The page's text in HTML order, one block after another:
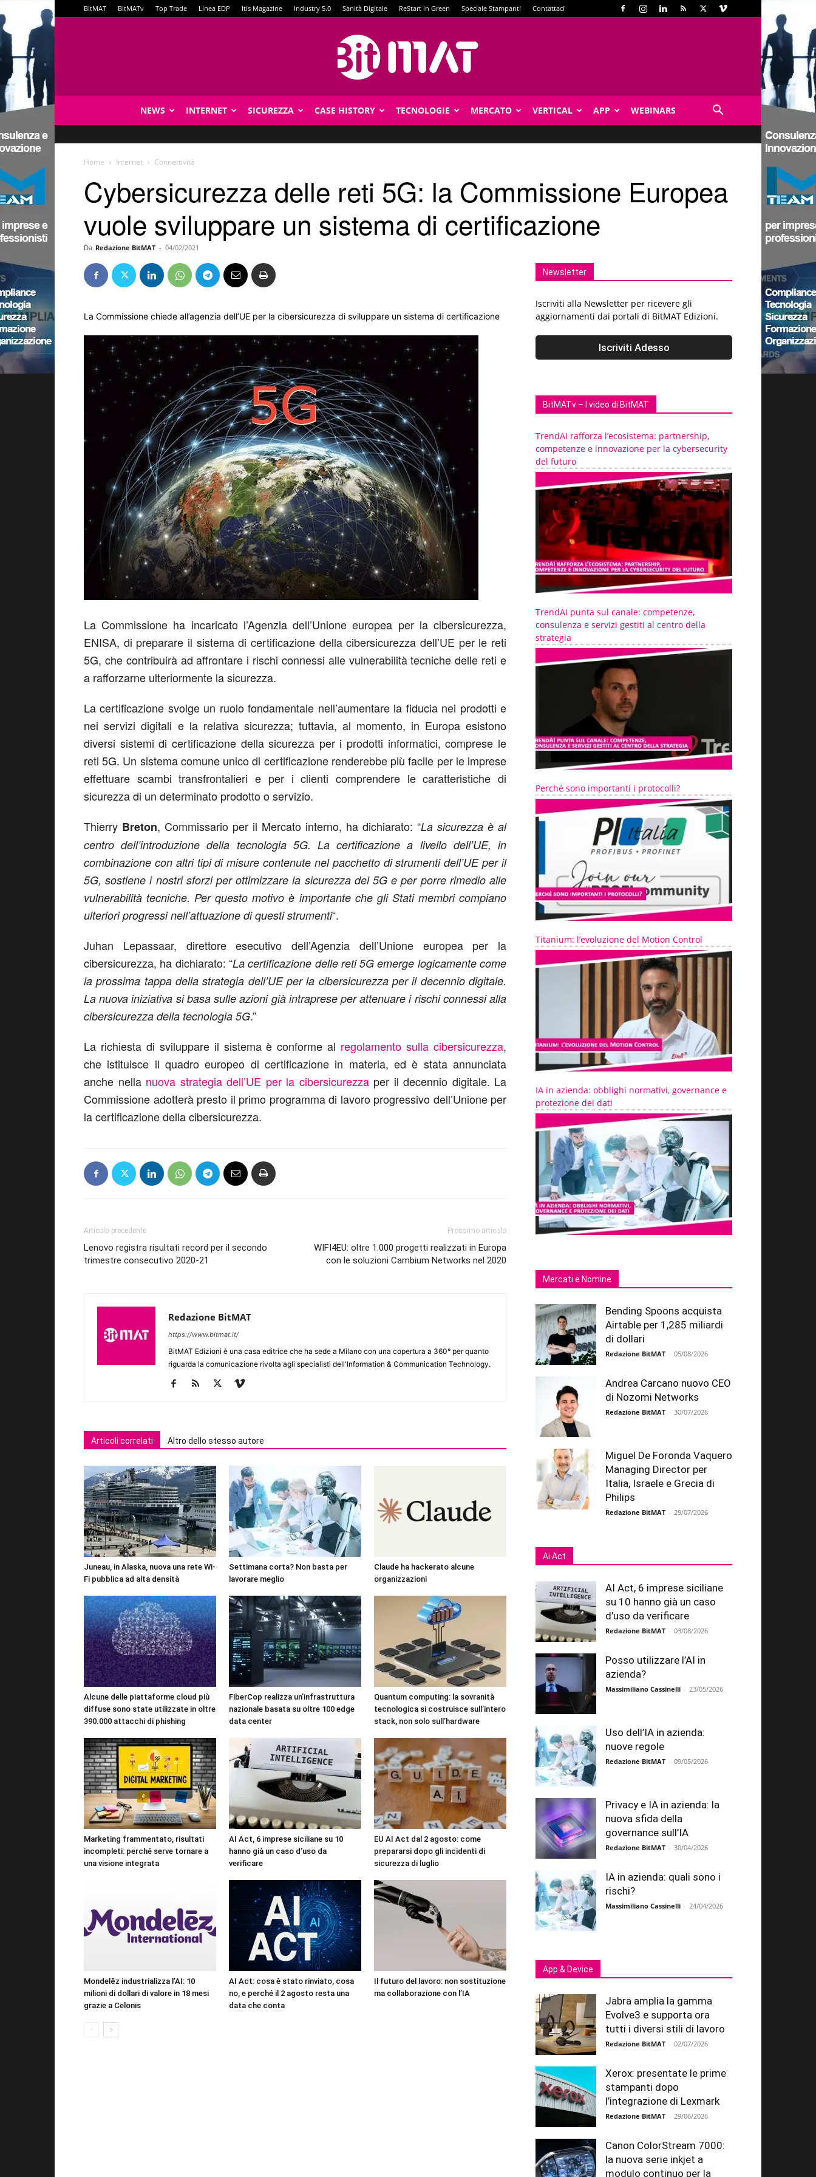
BitMAT BitMATv Top Trade Linea EDP Itis Magazine Industry 5.0 Sanità Digitale ReStart in Green Speciale Stampanti Contattaci
NEWS INTERNET SICUREZZA CASE HISTORY TECNOLOGIE MERCATO VERTICAL APP WEBINARS
Home Internet Connettività
Cybersicurezza delle reti 5G: la Commissione Europea
vuole sviluppare un sistema di certificazione
Da Redazione BitMAT - 04/02/2021
La Commissione chiede all’agenzia dell’UE per la cibersicurezza di sviluppare un sistema di certificazione
La Commissione ha incaricato l’Agenzia dell’Unione europea per la cibersicurezza,
ENISA, di preparare il sistema di certificazione della cibersicurezza dell’UE per le reti
5G, che contribuirà ad affrontare i rischi connessi alle vulnerabilità tecniche delle reti e
a rafforzarne ulteriormente la sicurezza.
La certificazione svolge un ruolo fondamentale nell’aumentare la fiducia nei prodotti e
nei servizi digitali e la relativa sicurezza; tuttavia, al momento, in Europa esistono
diversi sistemi di certificazione della sicurezza per i prodotti informatici, comprese le
reti 5G. Un sistema comune unico di certificazione renderebbe più facile per le imprese
effettuare scambi transfrontalieri e per i clienti comprendere le caratteristiche di
sicurezza di un determinato prodotto o servizio.
Thierry Breton, Commissario per il Mercato interno, ha dichiarato: “La sicurezza è al
centro dell’introduzione della tecnologia 5G. La certificazione a livello dell’UE, in
combinazione con altri tipi di misure contenute nel pacchetto di strumenti dell’UE per il
5G, sostiene i nostri sforzi per ottimizzare la sicurezza del 5G e per porre rimedio alle
vulnerabilità tecniche. Per questo motivo è importante che gli Stati membri compiano
ulteriori progressi nell’attuazione di questi strumenti“.
Juhan Lepassaar, direttore esecutivo dell’Agenzia dell’Unione europea per la
cibersicurezza, ha dichiarato: “La certificazione delle reti 5G emerge logicamente come
la prossima tappa della strategia dell’UE per la cibersicurezza per il decennio digitale.
La nuova iniziativa si basa sulle azioni già intraprese per attenuare i rischi connessi alla
cibersicurezza della tecnologia 5G.”
La richiesta di sviluppare il sistema è conforme al regolamento sulla cibersicurezza,
che istituisce il quadro europeo di certificazione in materia, ed è stata annunciata
anche nella nuova strategia dell’UE per la cibersicurezzaper il decennio digitale. La
Commissione adotterà presto il primo programma di lavoro progressivo dell’Unione per
la certificazione della cibersicurezza.
Articolo precedente
Lenovo registra risultati record per il secondo
trimestre consecutivo 2020-21
Prossimo articolo
WIFI4EU: oltre 1.000 progetti realizzati in Europa
con le soluzioni Cambium Networks nel 2020
Redazione BitMAT
https://www.bitmat.it/
BitMAT Edizioni è una casa editrice che ha sede a Milano con una copertura a 360° per quanto
riguarda la comunicazione rivolta agli specialisti dell'lnformation & Communication Technology.
Articoli correlati Altro dello stesso autore
Juneau, in Alaska, nuova una rete Wi-
Fi pubblica ad alta densità
Settimana corta? Non basta per
lavorare meglio
Claude ha hackerato alcune
organizzazioni
Alcune delle piattaforme cloud più
diffuse sono state utilizzate in oltre
390.000 attacchi di phishing
FiberCop realizza un’infrastruttura
nazionale basata su oltre 100 edge
data center
Quantum computing: la sovranità
tecnologica si costruisce sull’intero
stack, non solo sull’hardware
Marketing frammentato, risultati
incompleti: perché serve tornare a
una visione integrata
AI Act, 6 imprese siciliane su 10
hanno già un caso d’uso da
verificare
EU AI Act dal 2 agosto: come
prepararsi dopo gli incidenti di
sicurezza di luglio
Mondelēz industrializza l’AI: 10
milioni di dollari di valore in 18 mesi
grazie a Celonis
AI Act: cosa è stato rinviato, cosa
no, e perché il 2 agosto resta una
data che conta
Il futuro del lavoro: non sostituzione
ma collaborazione con l’IA
Newsletter
Iscriviti alla Newsletter per ricevere gli
aggiornamenti dai portali di BitMAT Edizioni.
BitMATv – I video di BitMAT
TrendAI rafforza l’ecosistema: partnership,
competenze e innovazione per la cybersecurity
del futuro
TrendAI punta sul canale: competenze,
consulenza e servizi gestiti al centro della
strategia
Perché sono importanti i protocolli?
Titanium: l’evoluzione del Motion Control
IA in azienda: obblighi normativi, governance e
protezione dei dati
Mercati e Nomine
Bending Spoons acquista
Airtable per 1,285 miliardi
di dollari
Redazione BitMAT - 05/08/2026
Andrea Carcano nuovo CEO
di Nozomi Networks
Redazione BitMAT - 30/07/2026
Miguel De Foronda Vaquero
Managing Director per
Italia, Israele e Grecia di
Philips
Redazione BitMAT - 29/07/2026
Ai Act
AI Act, 6 imprese siciliane
su 10 hanno già un caso
d’uso da verificare
Redazione BitMAT - 03/08/2026
Posso utilizzare l’AI in
azienda?
Massimiliano Cassinelli - 23/05/2026
Uso dell’IA in azienda:
nuove regole
Redazione BitMAT - 09/05/2026
Privacy e IA in azienda: la
nuova sfida della
governance sull’IA
Redazione BitMAT - 30/04/2026
IA in azienda: quali sono i
rischi?
Massimiliano Cassinelli - 24/04/2026
App & Device
Jabra amplia la gamma
Evolve3 e supporta ora
tutti i diversi stili di lavoro
Redazione BitMAT - 02/07/2026
Xerox: presentate le prime
stampanti dopo
l’integrazione di Lexmark
Redazione BitMAT - 29/06/2026
Canon ColorStream 7000:
la nuova serie inkjet a
modulo continuo per la